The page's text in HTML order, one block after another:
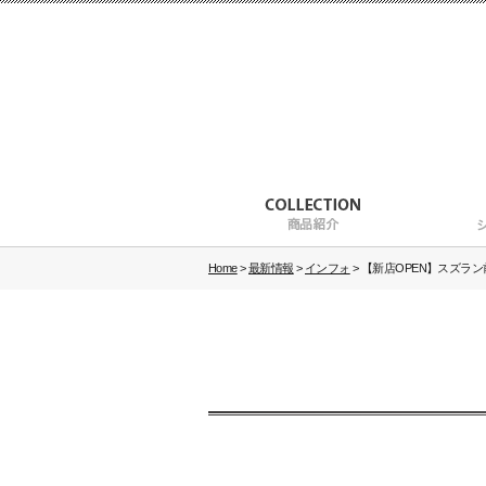
Home>最新情報 > インフォ > 【新店OPEN】スズラ